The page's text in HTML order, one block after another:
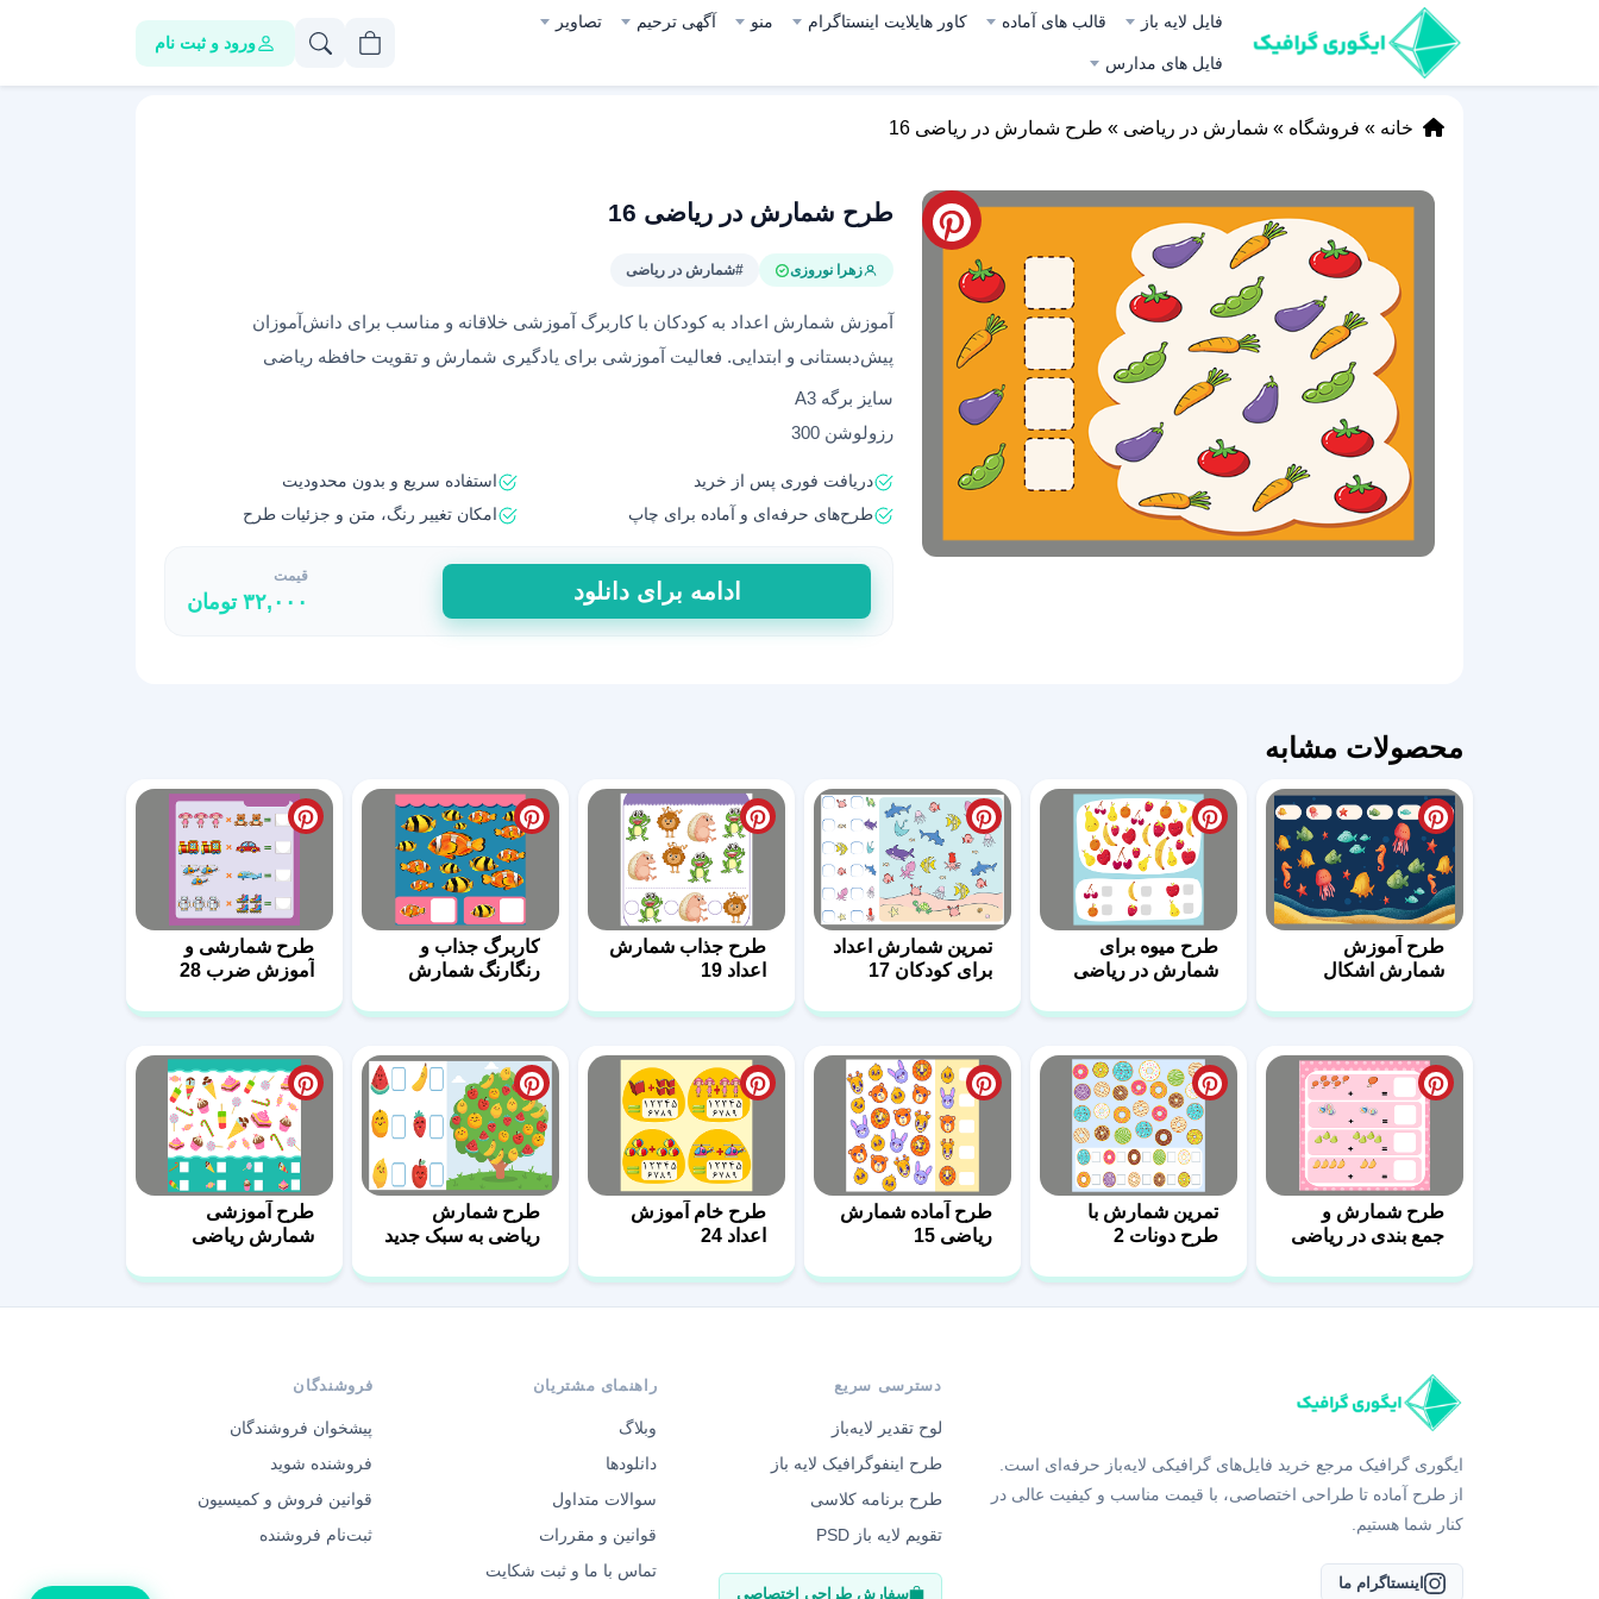
فایل لایه باز قالب های آماده کاور هایلایت اینستاگرام منو آگهی ترحیم تصاویر
فایل های مدارس
ورود و ثبت نام
خانه » فروشگاه » شمارش در ریاضی » طرح شمارش در ریاضی 16
طرح شمارش در ریاضی 16
زهرا نوروزی #شمارش در ریاضی
آموزش شمارش اعداد به کودکان با کاربرگ‌ آموزشی خلاقانه و مناسب برای دانش‌آموزان
پیش‌دبستانی و ابتدایی. فعالیت‌ آموزشی برای یادگیری شمارش و تقویت حافظه ریاضی
سایز برگه A3
رزولوشن 300
دریافت فوری پس از خرید
استفاده سریع و بدون محدودیت
طرح‌های حرفه‌ای و آماده برای چاپ
امکان تغییر رنگ، متن و جزئیات طرح
طرح
شمارش
در
ادامه برای دانلود
قیمت
۳۲,۰۰۰ تومان
محصولات مشابه
طرح آموزش
شمارش اشکال
طرح میوه برای
شمارش در ریاضی
تمرین‌ شمارش اعداد
برای کودکان 17
طرح جذاب شمارش
اعداد 19
کاربرگ‌ جذاب و
رنگارنگ شمارش
طرح شمارشی و
آموزش ضرب 28
طرح شمارش و
جمع بندی در ریاضی
تمرین شمارش با
طرح دونات 2
طرح آماده شمارش
ریاضی 15
طرح خام آموزش
اعداد 24
طرح شمارش
ریاضی به سبک جدید
طرح آموزشی
شمارش ریاضی
ایگوری گرافیک مرجع خرید فایل‌های گرافیکی لایه‌باز حرفه‌ای است.
از طرح آماده تا طراحی اختصاصی، با قیمت مناسب و کیفیت عالی در
کنار شما هستیم.
اینستاگرام ما
دسترسی سریع
لوح تقدیر لایه‌باز
طرح اینفوگرافیک لایه باز
طرح برنامه کلاسی
تقویم لایه باز PSD
سفارش طراحی اختصاصی
راهنمای مشتریان
وبلاگ
دانلودها
سوالات متداول
قوانین و مقررات
تماس با ما و ثبت شکایت
فروشندگان
پیشخوان فروشندگان
فروشنده شوید
قوانین فروش و کمیسیون
ثبت‌نام فروشنده